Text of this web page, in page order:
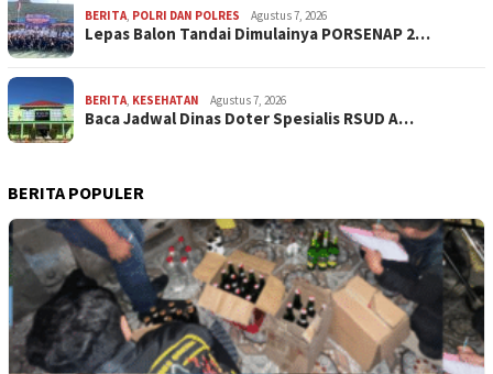
BERITA, POLRI DAN POLRES Agustus 7, 2026
Lepas Balon Tandai Dimulainya PORSENAP 2…
BERITA, KESEHATAN Agustus 7, 2026
Baca Jadwal Dinas Doter Spesialis RSUD A…
BERITA POPULER